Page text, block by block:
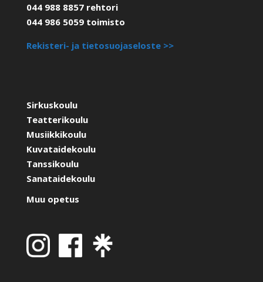
044 988 8857 rehtori
044 986 5059 toimisto
Rekisteri- ja tietosuojaseloste >>
Sirkuskoulu
Teatterikoulu
Musiikkikoulu
Kuvataidekoulu
Tanssikoulu
Sanataidekoulu
Muu opetus